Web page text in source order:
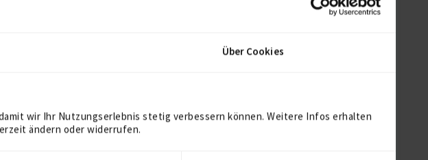
Über Cookies
wir Ihr Nutzungserlebnis stetig verbessern können. Weitere Infos erhalten
ändern oder widerrufen.
Jetzt registrieren & Kontakt aufnehmen
von Freelance.de sichtbar.